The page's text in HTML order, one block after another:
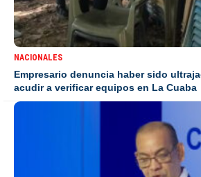
NACIONALES
Empresario denuncia haber sido
acudir a verificar equipos en La Cuaba